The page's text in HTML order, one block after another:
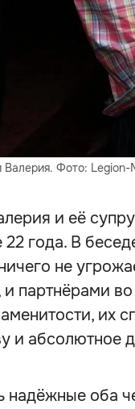
Фото: Legion-
и её
года. В
не
и партнёрами
их
и абсолютное
надёжные оба